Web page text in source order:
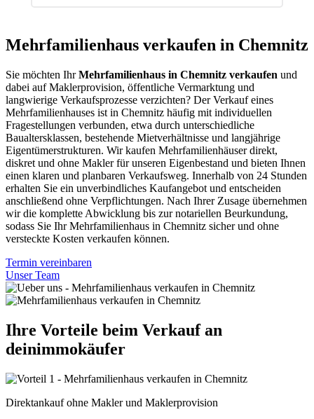
Mehrfamilienhaus verkaufen in Chemnitz
Sie möchten IhrMehrfamilienhaus in Chemnitz verkaufen und
dabei auf Maklerprovision, öffentliche Vermarktung und
langwierige Verkaufsprozesse verzichten? Der Verkauf eines
Mehrfamilienhauses ist in Chemnitz häufig mit individuellen
Fragestellungen verbunden, etwa durch unterschiedliche
Baualtersklassen, bestehende Mietverhältnisse und langjährige
Eigentümerstrukturen. Wir kaufen Mehrfamilienhäuser direkt,
diskret und ohne Makler für unseren Eigenbestand und bieten Ihnen
einen klaren und planbaren Verkaufsweg. Innerhalb von 24 Stunden
erhalten Sie ein unverbindliches Kaufangebot und entscheiden
anschließend ohne Verpflichtungen. Nach Ihrer Zusage übernehmen
wir die komplette Abwicklung bis zur notariellen Beurkundung,
sodass Sie Ihr Mehrfamilienhaus in Chemnitz sicher und ohne
versteckte Kosten verkaufen können.
Termin vereinbaren
Unser Team
Ihre Vorteile beim Verkauf an
deinimmokäufer
Direktankauf ohne Makler und Maklerprovision